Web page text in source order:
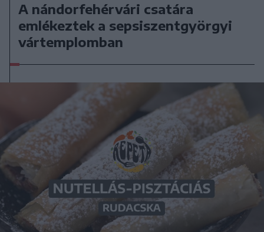
A nándorfehérvári csatára
emlékeztek a sepsiszentgyörgyi
vártemplomban